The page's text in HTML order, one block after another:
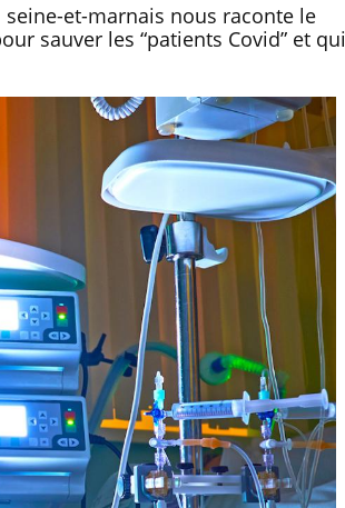
et-marnais nous raconte le
sauver les “patients Covid” et qui